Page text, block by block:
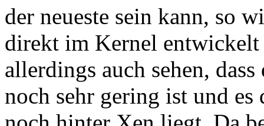
der neueste sein kann, so
direkt im Kernel
allerdings auch sehen,
noch sehr gering ist und